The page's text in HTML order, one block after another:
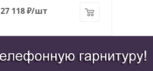
27 118₽/шт